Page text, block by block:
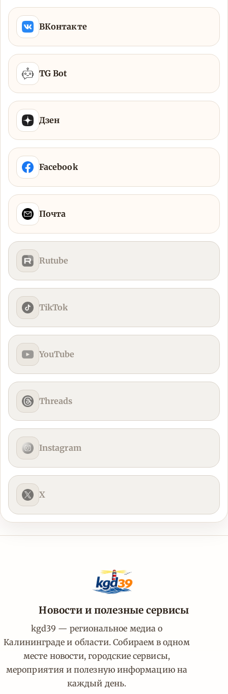
ВКонтакте
TG Bot
Дзен
Facebook
Почта
Rutube
TikTok
YouTube
Threads
Instagram
X
Новости и полезные сервисы
kgd39 — региональное медиа о
Калининграде и области. Собираем в одном
месте новости, городские сервисы,
мероприятия и полезную информацию на
каждый день.